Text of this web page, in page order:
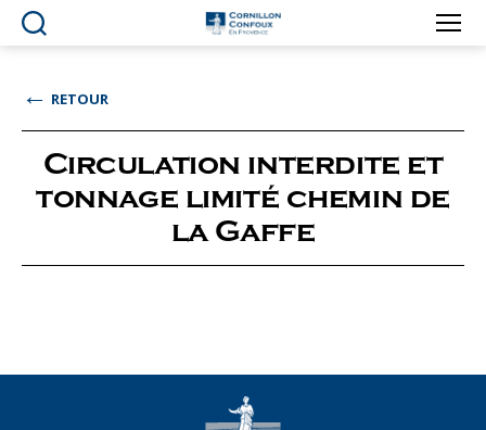
Ville
en
Provence
← RETOUR
Circulation interdite et
tonnage limité chemin de
la Gaffe